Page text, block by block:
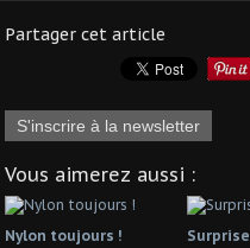
Partager cet article
S'inscrire à la newsletter
Vous aimerez aussi :
Nylon toujours ! Surprise